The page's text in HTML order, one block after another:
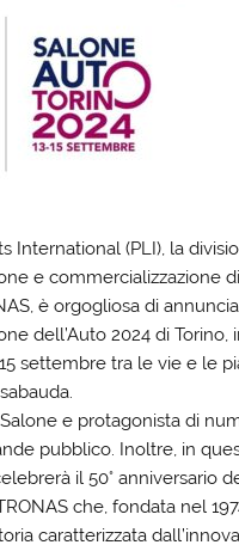
International (PLI), la
e commercializzazione di
è orgogliosa di
dell’Auto 2024 di Torino,
settembre tra le vie e le
e protagonista di
pubblico. Inoltre, in
il 50° anniversario
che, fondata nel
caratterizzata